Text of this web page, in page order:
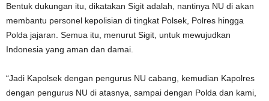
Bentuk dukungan itu, dikatakan Sigit adalah, nantinya NU di akan
membantu personel kepolisian di tingkat Polsek, Polres hingga
Polda jajaran. Semua itu, menurut Sigit, untuk mewujudkan
Indonesia yang aman dan damai.
“Jadi Kapolsek dengan pengurus NU cabang, kemudian Kapolres
dengan pengurus NU di atasnya, sampai dengan Polda dan kami,